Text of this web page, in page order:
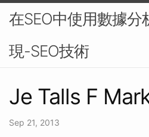
在SEO中使用數據分
現-SEO技術
Je Talls F
Sep 21, 2013